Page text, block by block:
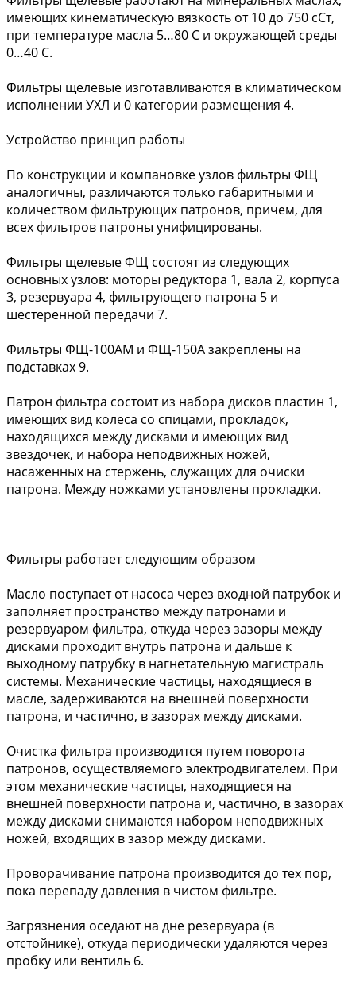
имеющих кинематическую вязкость от 10 до 750 сСт,
при температуре масла 5…80 С и окружающей среды
0…40 С.
Фильтры щелевые изготавливаются в климатическом
исполнении УХЛ и 0 категории размещения 4.
Устройство принцип работы
По конструкции и компановке узлов фильтры ФЩ
аналогичны, различаются только габаритными и
количеством фильтрующих патронов, причем, для
всех фильтров патроны унифицированы.
Фильтры щелевые ФЩ состоят из следующих
основных узлов: моторы редуктора 1, вала 2, корпуса
3, резервуара 4, фильтрующего патрона 5 и
шестеренной передачи 7.
Фильтры ФЩ-100АМ и ФЩ-150А закреплены на
подставках 9.
Патрон фильтра состоит из набора дисков пластин 1,
имеющих вид колеса со спицами, прокладок,
находящихся между дисками и имеющих вид
звездочек, и набора неподвижных ножей,
насаженных на стержень, служащих для очиски
патрона. Между ножками установлены прокладки.
Фильтры работает следующим образом
Масло поступает от насоса через входной патрубок и
заполняет пространство между патронами и
резервуаром фильтра, откуда через зазоры между
дисками проходит внутрь патрона и дальше к
выходному патрубку в нагнетательную магистраль
системы. Механические частицы, находящиеся в
масле, задерживаются на внешней поверхности
патрона, и частично, в зазорах между дисками.
Очистка фильтра производится путем поворота
патронов, осуществляемого электродвигателем. При
этом механические частицы, находящиеся на
внешней поверхности патрона и, частично, в зазорах
между дисками снимаются набором неподвижных
ножей, входящих в зазор между дисками.
Проворачивание патрона производится до тех пор,
пока перепаду давления в чистом фильтре.
Загрязнения оседают на дне резервуара (в
отстойнике), откуда периодически удаляются через
пробку или вентиль 6.